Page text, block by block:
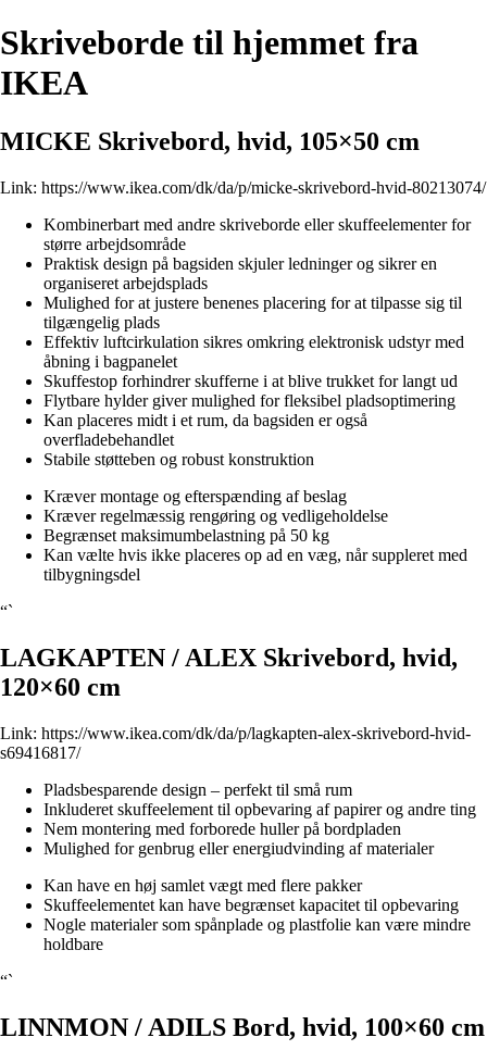
Skriveborde til hjemmet fra
IKEA
MICKE Skrivebord, hvid, 105×50 cm
Link: https://www.ikea.com/dk/da/p/micke-skrivebord-hvid-80213074/
Kombinerbart med andre skriveborde eller skuffeelementer for
større arbejdsområde
Praktisk design på bagsiden skjuler ledninger og sikrer en
organiseret arbejdsplads
Mulighed for at justere benenes placering for at tilpasse sig til
tilgængelig plads
Effektiv luftcirkulation sikres omkring elektronisk udstyr med
åbning i bagpanelet
Skuffestop forhindrer skufferne i at blive trukket for langt ud
Flytbare hylder giver mulighed for fleksibel pladsoptimering
Kan placeres midt i et rum, da bagsiden er også
overfladebehandlet
Stabile støtteben og robust konstruktion
Kræver montage og efterspænding af beslag
Kræver regelmæssig rengøring og vedligeholdelse
Begrænset maksimumbelastning på 50 kg
Kan vælte hvis ikke placeres op ad en væg, når suppleret med
tilbygningsdel
“`
LAGKAPTEN / ALEX Skrivebord, hvid,
120×60 cm
Link: https://www.ikea.com/dk/da/p/lagkapten-alex-skrivebord-hvid-
s69416817/
Pladsbesparende design – perfekt til små rum
Inkluderet skuffeelement til opbevaring af papirer og andre ting
Nem montering med forborede huller på bordpladen
Mulighed for genbrug eller energiudvinding af materialer
Kan have en høj samlet vægt med flere pakker
Skuffeelementet kan have begrænset kapacitet til opbevaring
Nogle materialer som spånplade og plastfolie kan være mindre
holdbare
“`
LINNMON / ADILS Bord, hvid, 100×60 cm